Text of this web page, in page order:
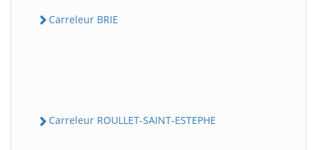
Carreleur BRIE
Carreleur ROULLET-SAINT-ESTEPHE